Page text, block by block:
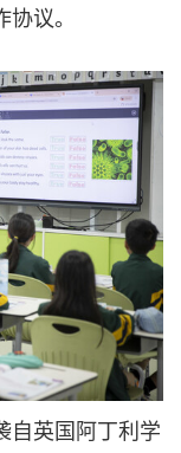
议。
自英国阿丁利学